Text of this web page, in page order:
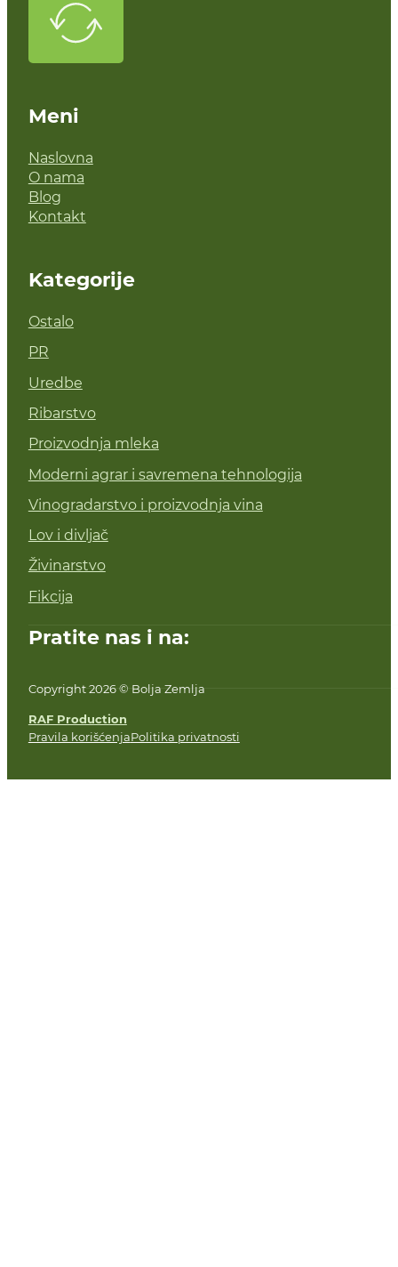
Meni
Naslovna
O nama
Blog
Kontakt
Kategorije
Ostalo
PR
Uredbe
Ribarstvo
Proizvodnja mleka
Moderni agrar i savremena tehnologija
Vinogradarstvo i proizvodnja vina
Lov i divljač
Živinarstvo
Fikcija
Pratite nas i na:
Copyright 2026 © Bolja Zemlja
RAF Production
Pravila korišćenjaPolitika privatnosti